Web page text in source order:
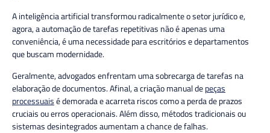
A inteligência artificial transformou radicalmente o setor jurídico e,
agora, a automação de tarefas repetitivas não é apenas uma
conveniência, é uma necessidade para escritórios e departamentos
que buscam modernidade.
Geralmente, advogados enfrentam uma sobrecarga de tarefas na
elaboração de documentos. Afinal, a criação manual depeças
processuaisé demorada e acarreta riscos como a perda de prazos
cruciais ou erros operacionais. Além disso, métodos tradicionais ou
sistemas desintegrados aumentam a chance de falhas.